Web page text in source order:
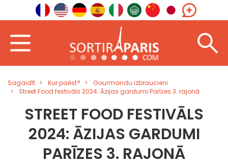
Sagaidīt Kur paēst?
Gourmandu izbraucieni
Street Food festivāls 2024: Āzijas gardumi Parīzes 3. rajonā
STREET FOOD FESTIVĀLS
2024: ĀZIJAS GARDUMI
PARĪZES 3. RAJONĀ